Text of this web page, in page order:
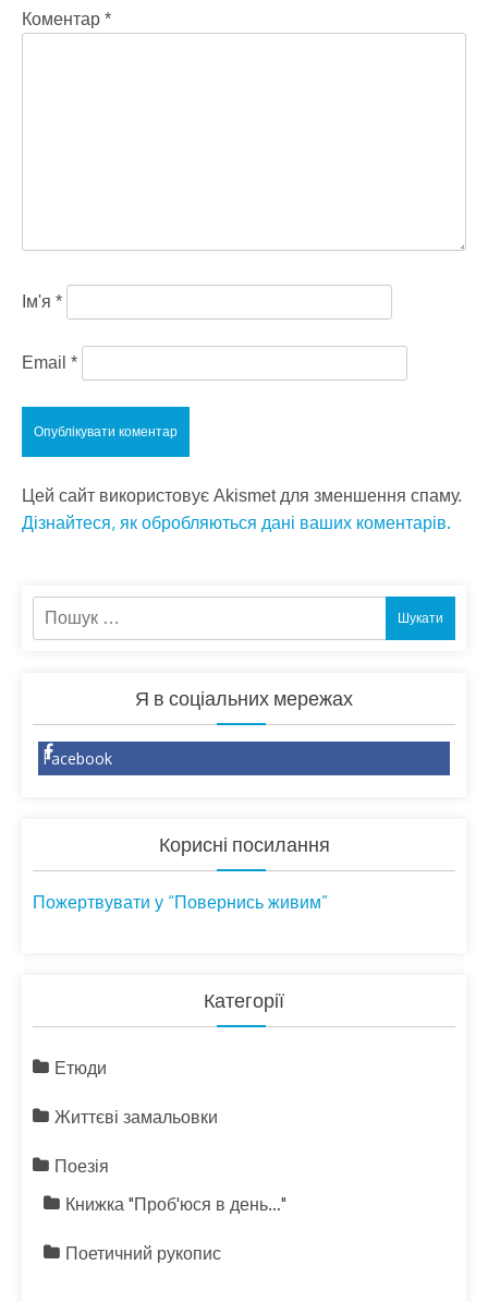
Коментар *
Ім'я *
Email *
Цей сайт використовує Akismet для зменшення спаму.
Дізнайтеся, як обробляються дані ваших коментарів.
Пошук:
Я в соціальних мережах
Facebook
Корисні посилання
Пожертвувати у “Повернись живим”
Категорії
Етюди
Життєві замальовки
Поезія
Книжка "Проб'юся в день…"
Поетичний рукопис